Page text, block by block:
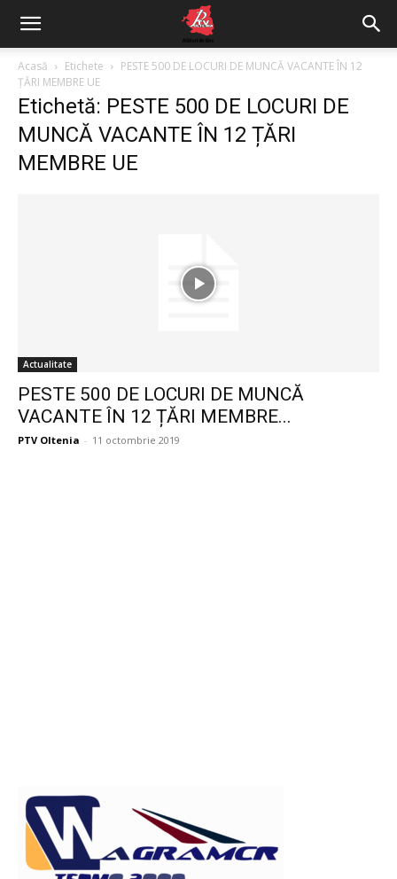
Acasă Etichete
PESTE 500 DE LOCURI DE MUNCĂ VACANTE ÎN 12
ȚĂRI MEMBRE UE
Etichetă: PESTE 500 DE LOCURI DE
MUNCĂ VACANTE ÎN 12 ȚĂRI
MEMBRE UE
Actualitate
PESTE 500 DE LOCURI DE MUNCĂ
VACANTE ÎN 12 ȚĂRI MEMBRE...
PTV Oltenia - 11 octombrie 2019